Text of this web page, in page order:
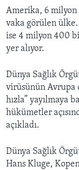
Amerika, 6
vaka görülen
ise 4 milyon 400
yer alıyor.
Dünya Sağlık
virüsünün Avrupa
hızla” yayılmaya
hükümetler
açıkladı.
Dünya Sağlık
Hans Kluge,